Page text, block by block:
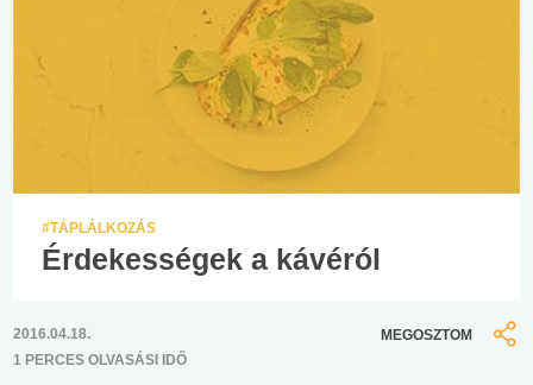
#TÁPLÁLKOZÁS
Érdekességek a kávéról
2016.04.18.
1 PERCES OLVASÁSI IDŐ
MEGOSZTOM